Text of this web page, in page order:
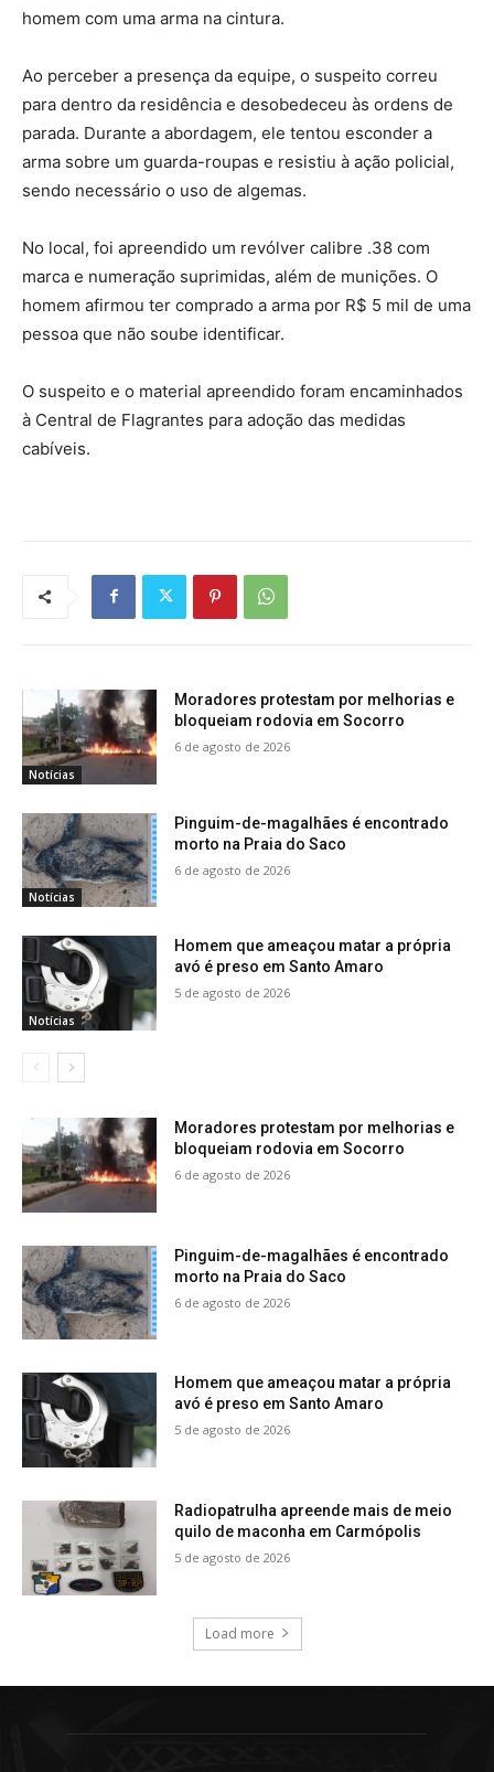
homem com uma arma na cintura.
Ao perceber a presença da equipe, o suspeito correu
para dentro da residência e desobedeceu às ordens de
parada. Durante a abordagem, ele tentou esconder a
arma sobre um guarda-roupas e resistiu à ação policial,
sendo necessário o uso de algemas.
No local, foi apreendido um revólver calibre .38 com
marca e numeração suprimidas, além de munições. O
homem afirmou ter comprado a arma por R$ 5 mil de uma
pessoa que não soube identificar.
O suspeito e o material apreendido foram encaminhados
à Central de Flagrantes para adoção das medidas
cabíveis.
Notícias
Moradores protestam por melhorias e
bloqueiam rodovia em Socorro
6 de agosto de 2026
Notícias
Pinguim-de-magalhães é encontrado
morto na Praia do Saco
6 de agosto de 2026
Notícias
Homem que ameaçou matar a própria
avó é preso em Santo Amaro
5 de agosto de 2026
Moradores protestam por melhorias e
bloqueiam rodovia em Socorro
6 de agosto de 2026
Pinguim-de-magalhães é encontrado
morto na Praia do Saco
6 de agosto de 2026
Homem que ameaçou matar a própria
avó é preso em Santo Amaro
5 de agosto de 2026
Radiopatrulha apreende mais de meio
quilo de maconha em Carmópolis
5 de agosto de 2026
Load more